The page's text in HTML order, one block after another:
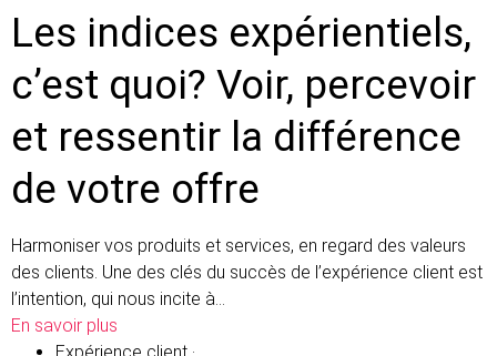
Les indices expérientiels,
c’est quoi? Voir, percevoir
et ressentir la différence
de votre offre
Harmoniser vos produits et services, en regard des valeurs
des clients. Une des clés du succès de l’expérience client est
l’intention, qui nous incite à…
En savoir plus
Expérience client ·